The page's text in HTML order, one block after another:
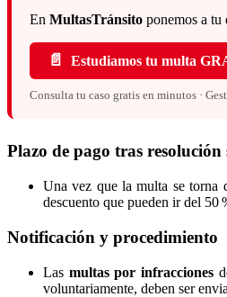
En MultasTránsito ponemos a tu
📄 Estudiamos tu multa
Consulta tu caso gratis en minutos ·
Plazo de pago tras
Una vez que la multa se torna
descuento que pueden ir del 50
Notificación y procedimiento
Las multas por infracciones
voluntariamente, deben ser